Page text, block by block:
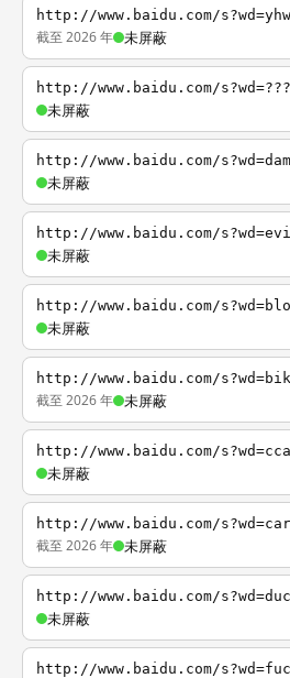
http://www.baidu.com/
截至 2026 年 未屏蔽
http://www.baidu.com/
未屏蔽
http://www.baidu.com/
未屏蔽
http://www.baidu.com/
未屏蔽
http://www.baidu.com/
未屏蔽
http://www.baidu.com/
截至 2026 年 未屏蔽
http://www.baidu.com/
未屏蔽
http://www.baidu.com/
截至 2026 年 未屏蔽
http://www.baidu.com/
未屏蔽
http://www.baidu.com/